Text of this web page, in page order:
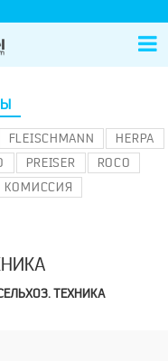
FLEISCHMANN
HERPA
PREISER
ROCO
КОМИССИЯ
ТЕХНИКА